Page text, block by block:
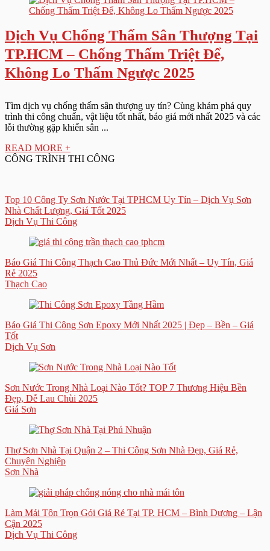
Dịch Vụ Chống Thấm Sân Thượng Tại
TP.HCM – Chống Thấm Triệt Để,
Không Lo Thấm Ngược 2025
Tìm dịch vụ chống thấm sân thượng uy tín? Cùng khám phá quy
trình thi công chuẩn, vật liệu tốt nhất, báo giá mới nhất 2025 và các
lỗi thường gặp khiến sân ...
READ MORE +
CÔNG TRÌNH THI CÔNG
Top 10 Công Ty Sơn Nước Tại TPHCM Uy Tín – Dịch Vụ Sơn
Nhà Chất Lượng, Giá Tốt 2025
Dịch Vụ Thi Công
Báo Giá Thi Công Thạch Cao Thủ Đức Mới Nhất – Uy Tín, Giá
Rẻ 2025
Thạch Cao
Báo Giá Thi Công Sơn Epoxy Mới Nhất 2025 | Đẹp – Bền – Giá
Tốt
Dịch Vụ Sơn
Sơn Nước Trong Nhà Loại Nào Tốt? TOP 7 Thương Hiệu Bền
Đẹp, Dễ Lau Chùi 2025
Giá Sơn
Thợ Sơn Nhà Tại Quận 2 – Thi Công Sơn Nhà Đẹp, Giá Rẻ,
Chuyên Nghiệp
Sơn Nhà
Làm Mái Tôn Trọn Gói Giá Rẻ Tại TP. HCM – Bình Dương – Lận
Cận 2025
Dịch Vụ Thi Công